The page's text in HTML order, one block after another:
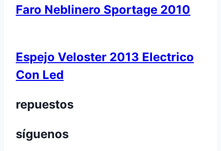
Faro Neblinero Sportage 2010
Espejo Veloster 2013 Electrico
Con Led
repuestos
síguenos